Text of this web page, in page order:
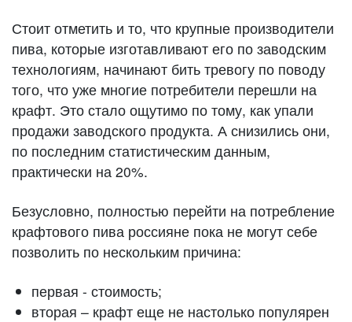
Стоит отметить и то, что крупные производители
пива, которые изготавливают его по заводским
технологиям, начинают бить тревогу по поводу
того, что уже многие потребители перешли на
крафт. Это стало ощутимо по тому, как упали
продажи заводского продукта. А снизились они,
по последним статистическим данным,
практически на 20%.
Безусловно, полностью перейти на потребление
крафтового пива россияне пока не могут себе
позволить по нескольким причина:
первая - стоимость;
вторая – крафт еще не настолько популярен